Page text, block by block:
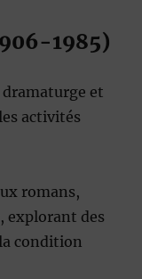
1985)
et
activités
romans,
explorant des
condition